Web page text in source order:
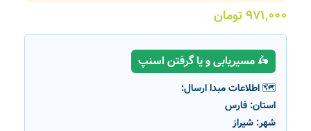
۹۷۱,۰۰۰تومان
🛵 مسیریابی و یا گرفتن اسنپ
🗺️ اطلاعات مبدا ارسال:
استان: فارس
شهر: شیراز